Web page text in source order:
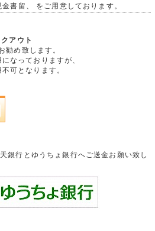
書留、 をご用意しております。
アウト
勧め致します。
なっておりますが、
可となります。
銀行とゆうちょ銀行へご送金お願い致し